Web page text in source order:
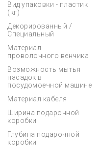
Вид упаковки - пластик
(кг)
Декорированный /
Специальный
Материал
проволочного венчика
Возможность мытья
насадок в
посудомоечной машине
Материал кабеля
Ширина подарочной
коробки
Глубина подарочной
коробки